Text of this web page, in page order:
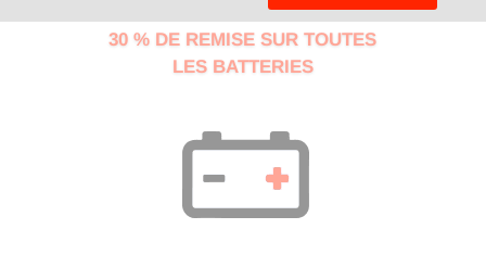
30 % DE REMISE SUR TOUTES
LES BATTERIES